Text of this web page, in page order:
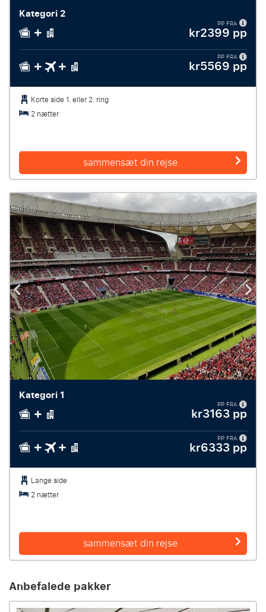
Kategori 2
PP FRA
kr2399 pp
PP FRA
kr5569 pp
Korte side 1. eller 2. ring
2 nætter
sammensæt din rejse
Kategori 1
PP FRA
kr3163 pp
PP FRA
kr6333 pp
Lange side
2 nætter
sammensæt din rejse
Anbefalede pakker